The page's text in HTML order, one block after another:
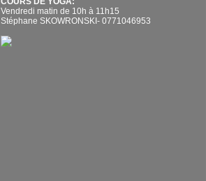
Vendredi matin de 10h à 11h15
Stéphane SKOWRONSKI- 0771046953